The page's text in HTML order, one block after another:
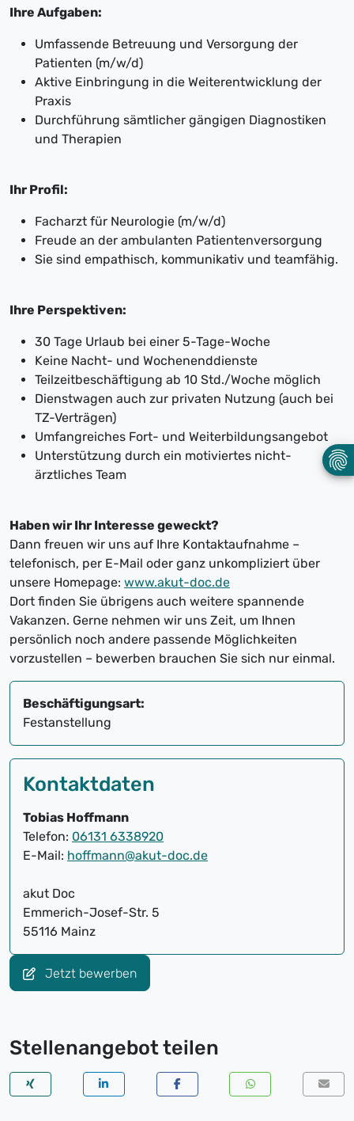
Ihre Aufgaben:
Umfassende Betreuung und Versorgung der
Patienten (m/w/d)
Aktive Einbringung in die Weiterentwicklung der
Praxis
Durchführung sämtlicher gängigen Diagnostiken
und Therapien
Ihr Profil:
Facharzt für Neurologie (m/w/d)
Freude an der ambulanten Patientenversorgung
Sie sind empathisch, kommunikativ und teamfähig.
Ihre Perspektiven:
30 Tage Urlaub bei einer 5-Tage-Woche
Keine Nacht- und Wochenenddienste
Teilzeitbeschäftigung ab 10 Std./Woche möglich
Dienstwagen auch zur privaten Nutzung (auch bei
TZ-Verträgen)
Umfangreiches Fort- und Weiterbildungsangebot
Unterstützung durch ein motiviertes nicht-
ärztliches Team
Haben wir Ihr Interesse geweckt?
Dann freuen wir uns auf Ihre Kontaktaufnahme –
telefonisch, per E-Mail oder ganz unkompliziert über
unsere Homepage: www.akut-doc.de
Dort finden Sie übrigens auch weitere spannende
Vakanzen. Gerne nehmen wir uns Zeit, um Ihnen
persönlich noch andere passende Möglichkeiten
vorzustellen – bewerben brauchen Sie sich nur einmal.
Beschäftigungsart:
Festanstellung
Kontaktdaten
Tobias Hoffmann
Telefon: 06131 6338920
E-Mail: hoffmann@akut-doc.de
akut Doc
Emmerich-Josef-Str. 5
55116 Mainz
Jetzt bewerben
Stellenangebot teilen